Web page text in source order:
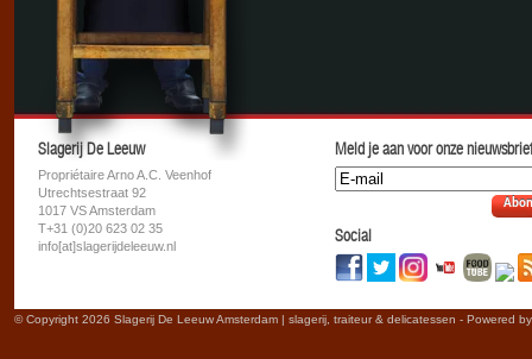
Slagerij De Leeuw
Propriétaire Arno A.C. Veenhof
Utrechtsestraat 92
1017 VS Amsterdam
T+31 (0)20 623 02 35
info[at]slagerijdeleeuw.nl
Meld je aan voor onze
Social
© Copyright 2026 Slagerij De Leeuw Amsterdam | slagerij, traiteur & delicatessen - Powered